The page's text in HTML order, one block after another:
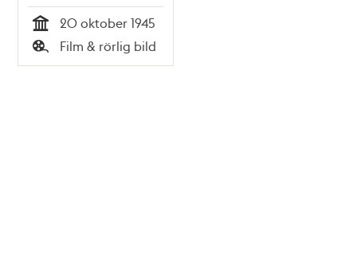
Tid
20 oktober 1945
Typ
Film & rörlig bild